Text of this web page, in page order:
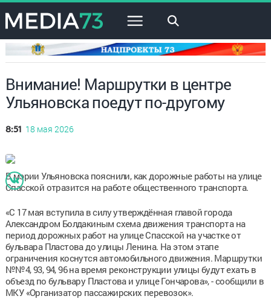
×
Внимание! Маршрутки в центре
Ульяновска поедут по-другому
8:51 18 мая 2026
В мэрии Ульяновска пояснили, как дорожные работы на улице
Спасской отразится на работе общественного транспорта.
«С 17 мая вступила в силу утверждённая главой города
Александром Болдакиным схема движения транспорта на
период дорожных работ на улице Спасской на участке от
бульвара Пластова до улицы Ленина. На этом этапе
ограничения коснутся автомобильного движения. Маршрутки
№№4, 93, 94, 96 на время реконструкции улицы будут ехать в
объезд по бульвару Пластова и улице Гончарова», - сообщили в
МКУ «Организатор пассажирских перевозок».